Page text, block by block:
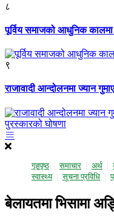
८
पूर्विय समाजको आधुनिक
९
राजावादी आन्दोलनमा ज्यान
गृहपृष्ठ समाचार अर्थ
स्वास्थ्य
सूचना प्रविधि
बेलायतमा भिसामा